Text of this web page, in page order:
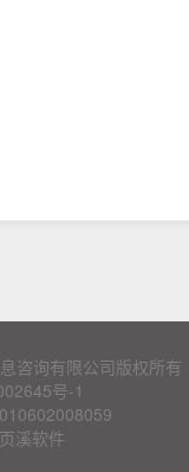
咨询有限公司版权所有
号-1
溪软件